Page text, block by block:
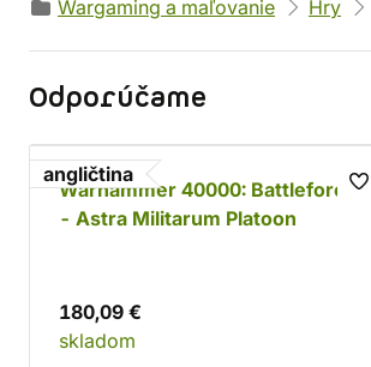
Wargaming a maľovanie
Hry
Odporúčame
angličtina
Warhammer 40000: Battleforce
- Astra Militarum Platoon
180,09 €
skladom